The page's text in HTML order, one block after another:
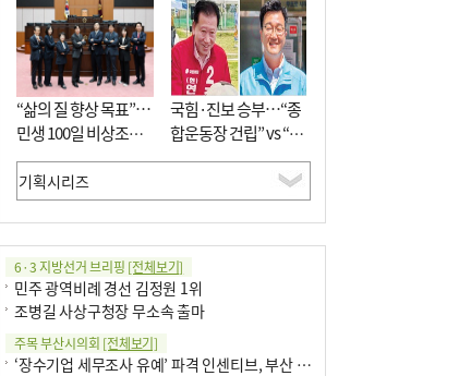
“삶의 질 향상 목표”…
민생 100일 비상조치
면밀 심사
국힘·진보 승부…“종
합운동장 건립” vs “출
근 공공버스 도입”
6·3 지방선거 브리핑 [전체보기]
민주 광역비례 경선 김정원 1위
조병길 사상구청장 무소속 출마
주목 부산시의회 [전체보기]
‘장수기업 세무조사 유예’ 파격 인센티브, 부산 유출 막을까